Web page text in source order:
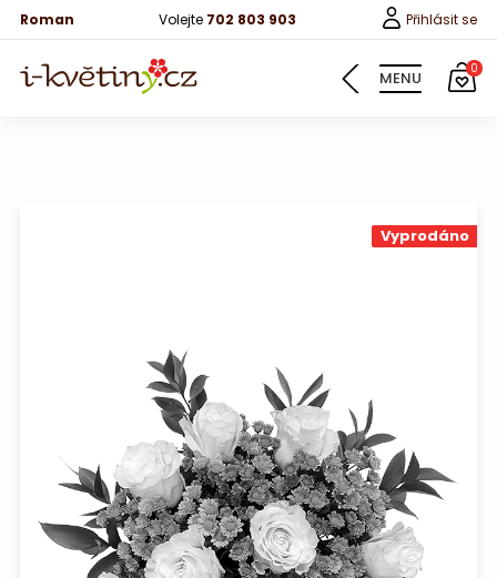
Roman Volejte 702 803 903 Přihlásit se
MENU 0
Vína
Na pohřeb
Vyprodáno